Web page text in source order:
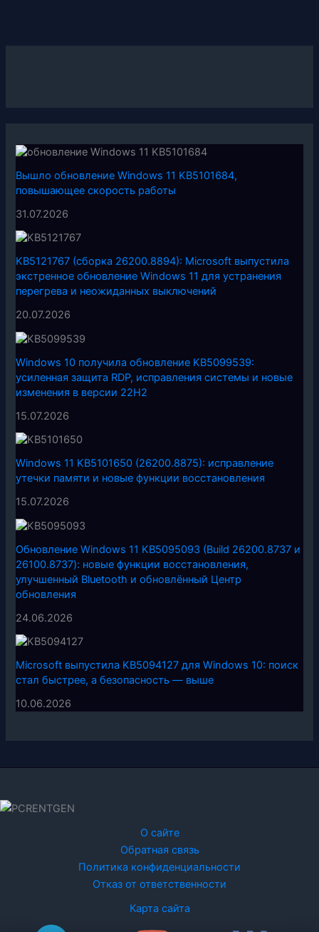
Вышло обновление Windows 11 KB5101684,
повышающее скорость работы
31.07.2026
KB5121767 (сборка 26200.8894): Microsoft выпустила
экстренное обновление Windows 11 для устранения
перегрева и неожиданных выключений
20.07.2026
Windows 10 получила обновление KB5099539:
усиленная защита RDP, исправления системы и новые
изменения в версии 22H2
15.07.2026
Windows 11 KB5101650 (26200.8875): исправление
утечки памяти и новые функции восстановления
15.07.2026
Обновление Windows 11 KB5095093 (Build 26200.8737 и
26100.8737): новые функции восстановления,
улучшенный Bluetooth и обновлённый Центр
обновления
24.06.2026
Microsoft выпустила KB5094127 для Windows 10: поиск
стал быстрее, а безопасность — выше
10.06.2026
О сайте
Обратная связь
Политика конфиденциальности
Отказ от ответственности
Карта сайта